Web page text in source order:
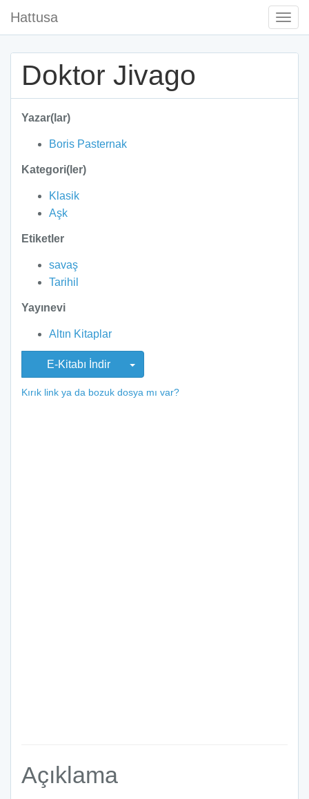
Hattusa
Doktor Jivago
Yazar(lar)
Boris Pasternak
Kategori(ler)
Klasik
Aşk
Etiketler
savaş
Tarihil
Yayınevi
Altın Kitaplar
E-Kitabı İndir
Kırık link ya da bozuk dosya mı var?
Açıklama